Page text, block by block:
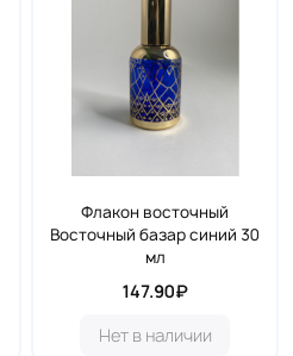
Флакон восточный
Восточный базар синий 30
мл
147.90₽
Нет в наличии